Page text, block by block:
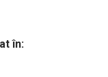
în: